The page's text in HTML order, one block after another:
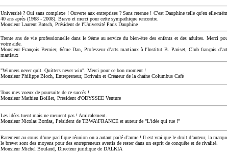
Université ? Oui sans complexe ! Ouverte aux entreprises ? Sans retenue ! C'est Dauphine telle qu'en elle-
40 ans après (1968 - 2008). Bravo et merci pour cette sympathique rencontre.
Monsieur Laurent Batsch, Président de l'Université Paris Dauphine
Trente ans de vie professionnelle dans le 9ème au service du bien-être des enfants et des adultes. Merci
votre aide.
Monsieur François Bernier, 6ème Dan, Professeur d’arts martiaux à l'Institut B. Pariset, Club français
martiaux
"Winners never quit. Quitters never win". Merci pour ce bon moment !
Monsieur Philippe Bloch, Entrepreneur, Ecrivain et Créateur de la chaîne Columbus Café
Tous mes voeux de poursuite de ce succès !
Monsieur Mathieu Boillet, Président d'ODYSSEE Venture
Les idées tuent mais ne meurent pas ! Amicalement.
Monsieur Nicolas Bordas, Président de TBWA\FRANCE et auteur de "L'idée qui tue !"
Rarement au cours d’une pacifique réunion on a autant parlé d’arme ! Il est vrai que le droit d’auteur, la
le brevet sont des moyens pour des entrepreneurs avertis de rester dans un esprit de conquête et de rivalité.
Monsieur Michel Bouland, Directeur juridique de DALKIA